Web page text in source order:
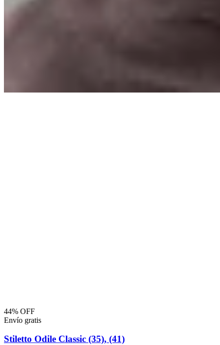
44% OFF
Envío gratis
Stiletto Odile Classic (35), (41)